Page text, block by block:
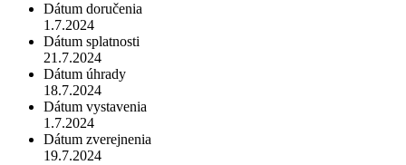
Dátum doručenia
1.7.2024
Dátum splatnosti
21.7.2024
Dátum úhrady
18.7.2024
Dátum vystavenia
1.7.2024
Dátum zverejnenia
19.7.2024